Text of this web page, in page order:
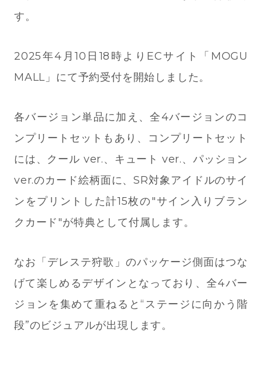
す。
2025年4月10日18時よりECサイト「MOGU
MALL」にて予約受付を開始しました。
各バージョン単品に加え、全4バージョンのコ
ンプリートセットもあり、コンプリートセット
には、クール ver.、キュート ver.、パッション
ver.のカード絵柄面に、SR対象アイドルのサイ
ンをプリントした計15枚の"サイン入りブラン
クカード"が特典として付属します。
なお「デレステ狩歌」のパッケージ側面はつな
げて楽しめるデザインとなっており、全4バー
ジョンを集めて重ねると“ステージに向かう階
段”のビジュアルが出現します。